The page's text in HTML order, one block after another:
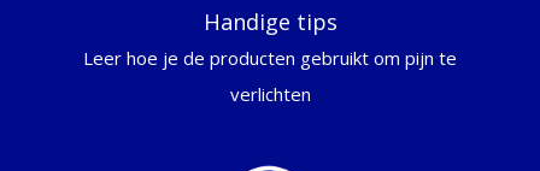
Handige tips
Leer hoe je de producten gebruikt om pijn te
verlichten